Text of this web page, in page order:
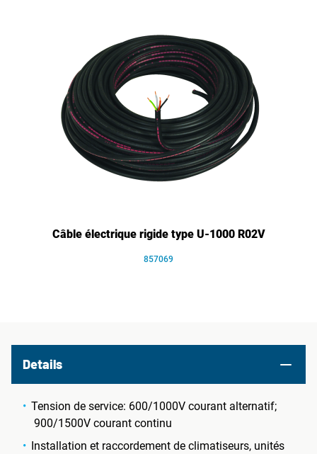
Câble électrique rigide type U-1000 R02V
857069
Details
Tension de service: 600/1000V courant alternatif;
900/1500V courant continu
Installation et raccordement de climatiseurs, unités